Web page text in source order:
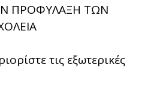
ΠΡΟΦΥΛΑΞΗ ΤΩΝ
τις εξωτερικές